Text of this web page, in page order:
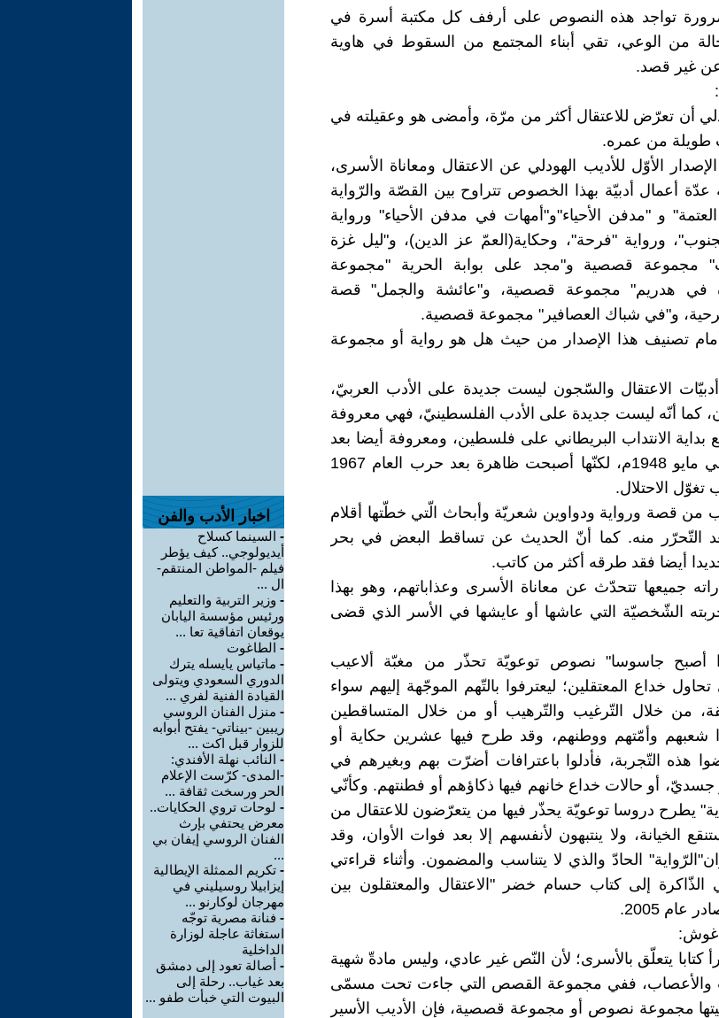
تواجد هذه النصوص على أرفف كل مكتبة أسرة في
من الوعي، تقي أبناء المجتمع من السقوط في هاوية
غير قصد.
أن تعرّض للاعتقال أكثر من مرّة، وأمضى هو وعقيلته في
طويلة من عمره.
الأوّل للأديب الهودلي عن الاعتقال ومعاناة الأسرى،
أعمال أدبيّة بهذا الخصوص تتراوح بين القصّة والرّواية
و "مدفن الأحياء"و"أمهات في مدفن الأحياء" ورواية
ورواية "فرحة"، وحكاية(العمّ عز الدين)، و"ليل غزة
مجموعة قصصية و"مجد على بوابة الحرية "مجموعة
في هدريم" مجموعة قصصية، و"عائشة والجمل" قصة
و"في شباك العصافير" مجموعة قصصية.
أمام تصنيف هذا الإصدار من حيث هل هو رواية أو مجموعة
أدبيّات الاعتقال والسّجون ليست جديدة على الأدب العربيّ،
كما أنّه ليست جديدة على الأدب الفلسطينيّ، فهي معروفة
بداية الانتداب البريطاني على فلسطين، ومعروفة أيضا بعد
قيام اسرائيل كدولة في مايو 1948م، لكنّها أصبحت ظاهرة بعد حرب العام 1967
الاحتلال.
قصة ورواية ودواوين شعريّة وأبحاث الّتي خطّتها أقلام
التّحرّر منه. كما أنّ الحديث عن تساقط البعض في بحر
جديدا أيضا فقد طرقه أكثر من كاتب.
جميعها تتحدّث عن معاناة الأسرى وعذاباتهم، وهو بهذا
الشّخصيّة التي عاشها أو عايشها في الأسر الذي قضى
أصبح جاسوسا" نصوص توعويّة تحذّر من مغبّة ألاعيب
تحاول خداع المعتقلين؛ ليعترفوا بالتّهم الموجّهة إليهم سواء
من خلال التّرغيب والتّرهيب أو من خلال المتساقطين
شعبهم وأمّتهم ووطنهم، وقد طرح فيها عشرين حكاية أو
هذه التّجربة، فأدلوا باعترافات أضرّت بهم وبغيرهم في
أو حالات خداع خانهم فيها ذكاؤهم أو فطنتهم. وكأنّي
يطرح دروسا توعويّة يحذّر فيها من يتعرّضون للاعتقال من
الخيانة، ولا ينتبهون لأنفسهم إلا بعد فوات الأوان، وقد
الحادّ والذي لا يتناسب والمضمون. وأثناء قراءتي
الذّاكرة إلى كتاب حسام خضر "الاعتقال والمعتقلون بين
عام 2005.
غوش:
يتعلّق بالأسرى؛ لأن النّص غير عادي، وليس مادةّ شهية
والأعصاب، ففي مجموعة القصص التي جاءت تحت مسمّى
مجموعة نصوص أو مجموعة قصصية، فإن الأديب الأسير
اخبار الأدب والفن
- السينما كسلاح
أيديولوجي.. كيف يؤطر
فيلم -المواطن المنتقم-
ال ...
- وزير التربية والتعليم
ورئيس مؤسسة اليابان
يوقعان اتفاقية تعا ...
- الطاغوت
- ماتياس يايسله يترك
الدوري السعودي ويتولى
القيادة الفنية لفري ...
- منزل الفنان الروسي
ريبين -بيناتي- يفتح أبوابه
للزوار قبل اكت ...
- النائب نهلة الأفندي:
-المدى- كرّست الإعلام
الحر ورسخت ثقافة ...
- لوحات تروي الحكايات..
معرض يحتفي بإرث
الفنان الروسي إيفان بي
...
- تكريم الممثلة الإيطالية
إيزابيلا روسيليني في
مهرجان لوكارنو ...
- فنانة مصرية توجّه
استغاثة عاجلة لوزارة
الداخلية
- أصالة تعود إلى دمشق
بعد غياب.. رحلة إلى
البيوت التي خبأت طفو ...